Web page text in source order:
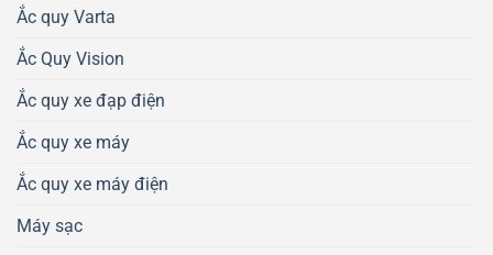
Ắc quy Varta
Ắc Quy Vision
Ắc quy xe đạp điện
Ắc quy xe máy
Ắc quy xe máy điện
Máy sạc